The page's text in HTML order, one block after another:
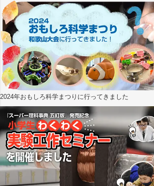
2024年おもしろ科学まつりに行ってきました